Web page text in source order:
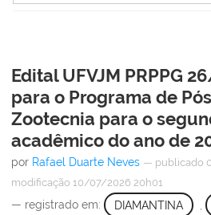
Edital UFVJM PRPPG
para o Programa de
Zootecnia para o
acadêmico do ano de
por Rafael Duarte Neves — publicado
modificação 10/07/2026 20h01
— registrado em: DIAMANTINA